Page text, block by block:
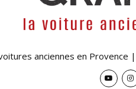
anciennes en